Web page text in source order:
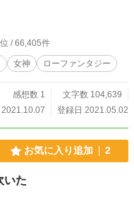
これが彼にとって地獄の
女神サマはかなりのポンコツ
ポンコツ恋愛術で命と両想
のマルチ投稿です。
位 / 66,405件
女神 ローファンタジー
感想数 1
文字数 104,639
登録日 2021.05.02
お気に入り追加 2
いた